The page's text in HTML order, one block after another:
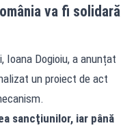
va fi solidară
Ioana Dogioiu, a anunțat
un proiect de act
sancţiunilor, iar până